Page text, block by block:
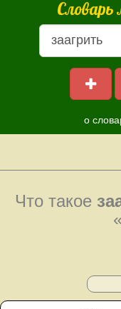
Словарь
о
Что такое
«